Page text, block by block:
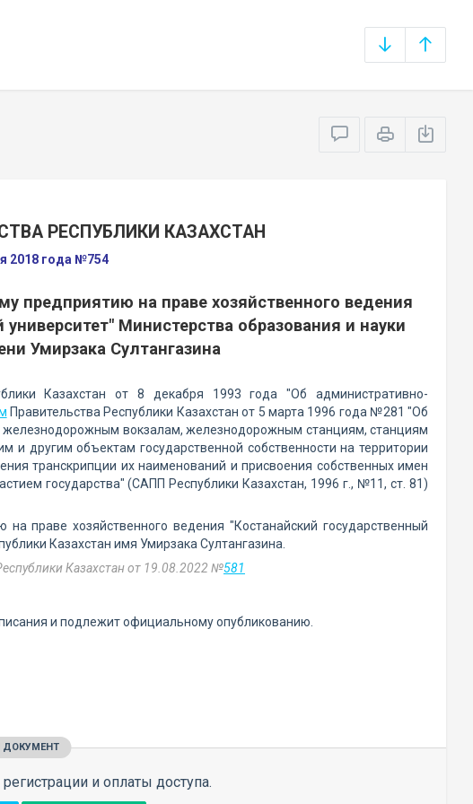
РЕСПУБЛИКИ КАЗАХСТАН
2018 года №754
предприятию на праве хозяйственного ведения
Министерства образования и науки
Умирзака Султангазина
Казахстан от 8 декабря 1993 года "Об административно-
Правительства Республики Казахстан от 5 марта 1996 года №281 "Об
вокзалам, железнодорожным станциям, станциям
и другим объектам государственной собственности на территории
транскрипции их наименований и присвоения собственных имен
государства" (САПП Республики Казахстан, 1996 г., №11, ст. 81)
праве хозяйственного ведения "Костанайский государственный
Казахстан имя Умирзака Султангазина.
Казахстан от 19.08.2022 №581
и подлежит официальному опубликованию.
ДОКУМЕНТ
и оплаты доступа.